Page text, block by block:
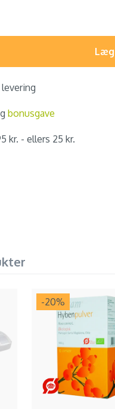
levering
bonusgave
kr. - ellers 25 kr.
-20%